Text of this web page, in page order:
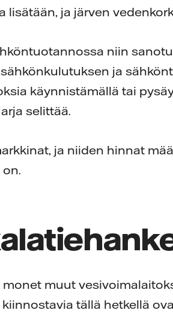
ja järven
niin
ja
käynnistämällä tai
selittää.
ja niiden hinnat
muut
tällä hetkellä